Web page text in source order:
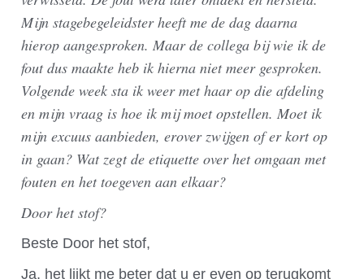
Mijn stagebegeleidster heeft me de dag daarna
hierop aangesproken. Maar de collega bij wie ik de
fout dus maakte heb ik hierna niet meer gesproken.
Volgende week sta ik weer met haar op die afdeling
en mijn vraag is hoe ik mij moet opstellen. Moet ik
mijn excuus aanbieden, erover zwijgen of er kort op
in gaan? Wat zegt de etiquette over het omgaan met
fouten en het toegeven aan elkaar?
Door het stof?
Beste Door het stof,
Ja, het lijkt me beter dat u er even op terugkomt